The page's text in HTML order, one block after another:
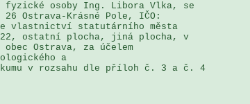
fyzické osoby Ing. Libora Vlka, se
Ostrava-Krásné Pole, IČO:
ve vlastnictví statutárního města
ostatní plocha, jiná plocha, v
Ostrava, za účelem
a
v rozsahu dle příloh č. 3 a č. 4